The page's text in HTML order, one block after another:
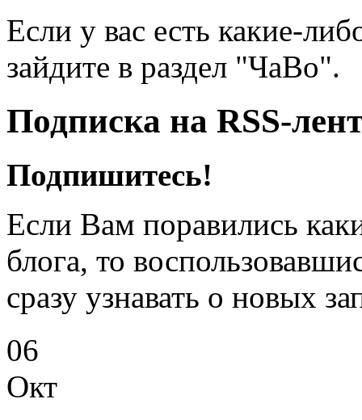
Если у вас есть какие-
зайдите в раздел "ЧаВо".
Подписка на RSS-
Подпишитесь!
Если Вам поравились
блога, то
сразу узнавать о новых
06
Окт